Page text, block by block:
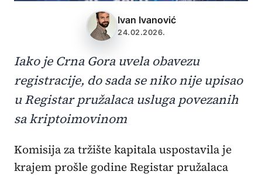
Ivan Ivanović
24.02.2026.
Iako je Crna Gora uvela obavezu
registracije, do sada se niko nije upisao
u Registar pružalaca usluga povezanih
sa kriptoimovinom
Komisija za tržište kapitala uspostavila je
krajem prošle godine Registar pružalaca